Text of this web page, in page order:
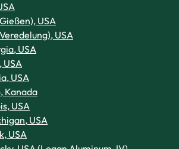
USA
USA
USA
USA
USA
Kanada
USA
USA
USA